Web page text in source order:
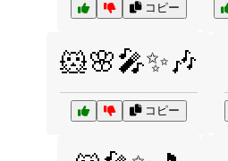
コピー
🐹🌸🎤✨🎶
コピー